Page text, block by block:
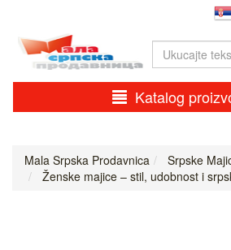
Katalog
Mala Srpska Prodavnica
Srpske
Ženske majice – stil, udobnost i